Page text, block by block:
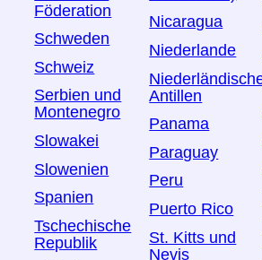
Föderation
Schweden
Schweiz
Serbien und
Montenegro
Slowakei
Slowenien
Spanien
Tschechische
Republik
Nicaragua
Niederlande
Antillen
Panama
Paraguay
Peru
Puerto Rico
St. Kitts und
Nevis